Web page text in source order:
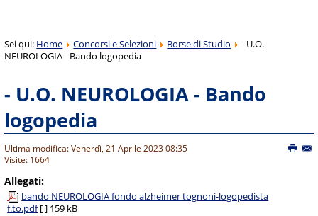
Sei qui: Home Concorsi e Selezioni Borse di Studio
- U.O.
NEUROLOGIA - Bando logopedia
- U.O. NEUROLOGIA - Bando
logopedia
Ultima modifica: Venerdì, 21 Aprile 2023 08:35
Visite: 1664
Allegati:
bando NEUROLOGIA fondo alzheimer tognoni-logopedista
f.to.pdf [ ] 159 kB